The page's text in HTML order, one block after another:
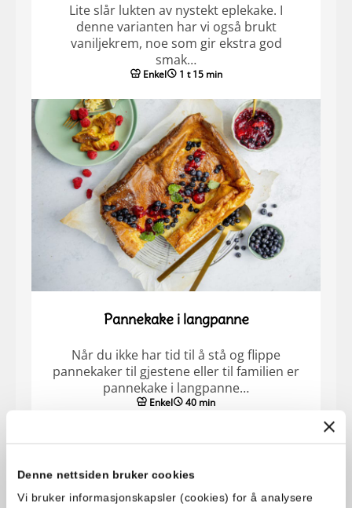
Denne nettsiden bruker cookies
Vi bruker informasjonskapsler (cookies) for å analysere
Lite slår lukten av nystekt eplekake. I
denne varianten har vi også brukt
vaniljekrem, noe som gir ekstra god
smak…
Enkel 1 t 15 min
Pannekake i langpanne
Når du ikke har tid til å stå og flippe
pannekaker til gjestene eller til familien er
pannekake i langpanne…
Enkel 40 min